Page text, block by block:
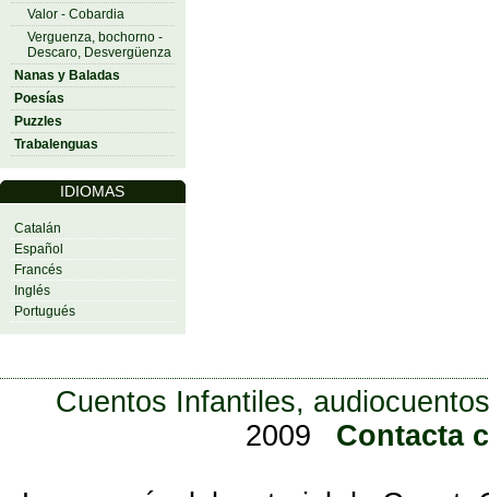
Valor - Cobardia
Verguenza, bochorno -
Descaro, Desvergüenza
Nanas y Baladas
Poesías
Puzzles
Trabalenguas
IDIOMAS
Catalán
Español
Francés
Inglés
Portugués
Cuentos Infantiles,
2009
Contacta